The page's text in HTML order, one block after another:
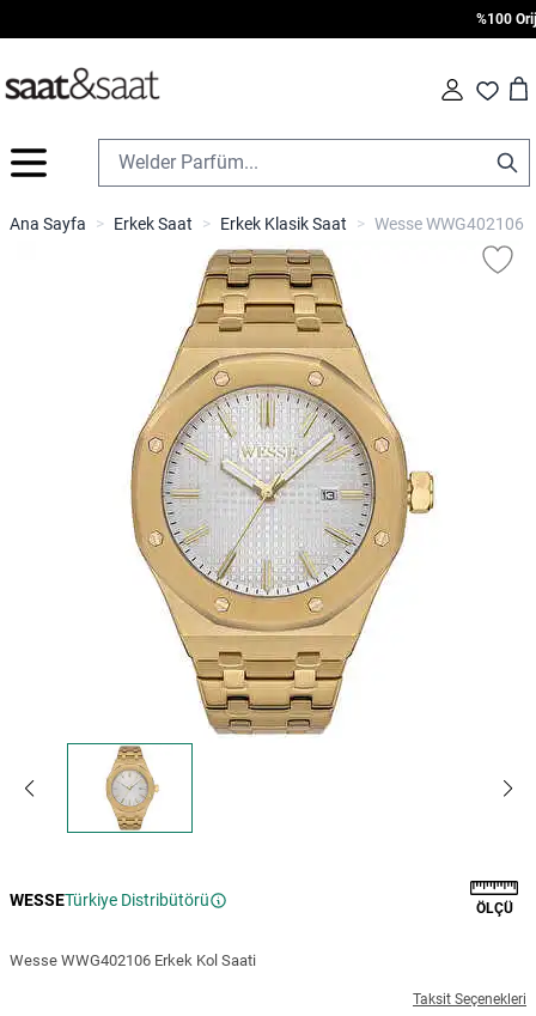
%100
Fav Cart
İçeriğe geç
Ana Sayfa > Erkek Saat > Erkek Klasik Saat > Wesse WWG402106
WESSETürkiye Distribütörü ÖLÇÜ
Wesse WWG402106 Erkek Kol Saati
Taksit Seçenekleri